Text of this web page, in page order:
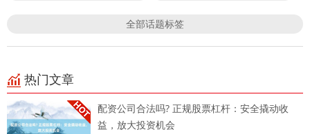
全部话题标签
热门文章
配资公司合法吗? 正规股票杠杆：安全撬动收
益，放大投资机会